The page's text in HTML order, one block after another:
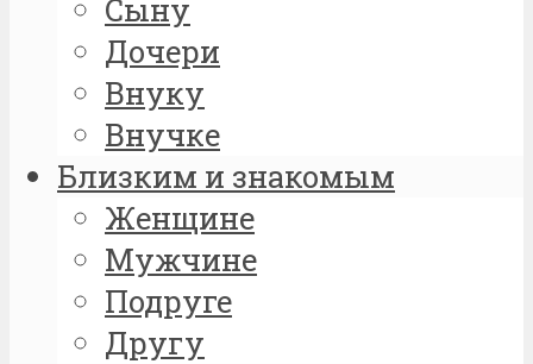
Сыну
Дочери
Внуку
Внучке
Близким и знакомым
Женщине
Мужчине
Подруге
Другу